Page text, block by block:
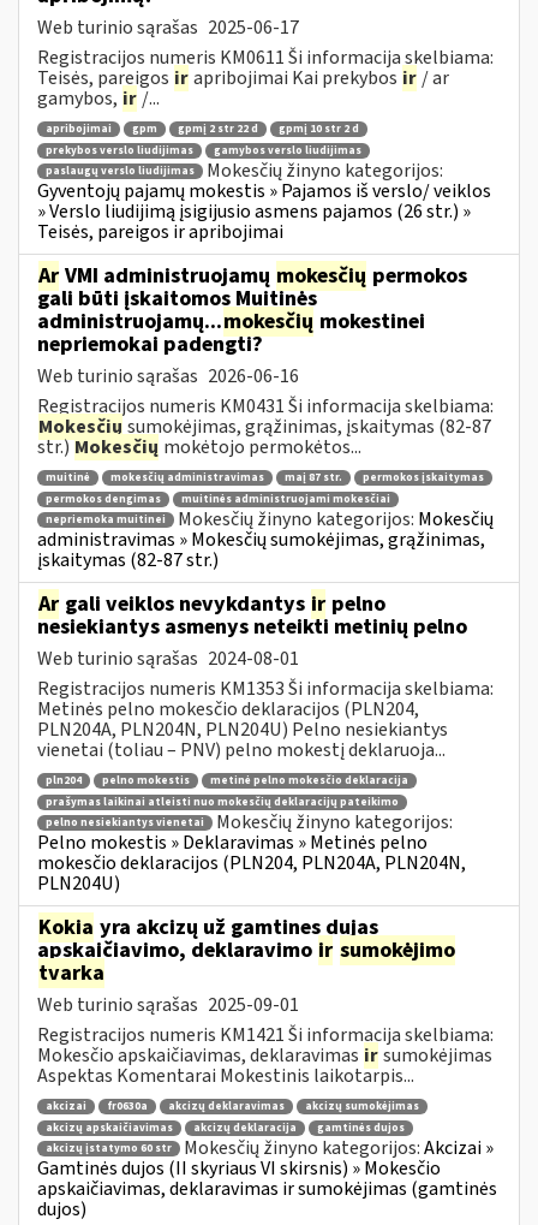
Web turinio sąrašas 2025-06-17
Registracijos numeris KM0611 Ši informacija skelbiama:
Teisės, pareigos irapribojimai Kai prekybos ir / ar
gamybos, ir /...
apribojimai gpm gpmį 2 str 22 d
gpmį 10 str 2 d
prekybos verslo liudijimas
gamybos verslo liudijimas
paslaugų verslo liudijimas
Mokesčių žinyno kategorijos:
Gyventojų pajamų mokestis » Pajamos iš verslo/ veiklos
» Verslo liudijimą įsigijusio asmens pajamos (26 str.) »
Teisės, pareigos ir apribojimai
Ar VMI administruojamų mokesčių permokos
gali būti įskaitomos Muitinės
administruojamų...mokesčių mokestinei
nepriemokai padengti?
Web turinio sąrašas 2026-06-16
Registracijos numeris KM0431 Ši informacija skelbiama:
Mokesčių sumokėjimas, grąžinimas, įskaitymas (82-87
str.)Mokesčių mokėtojo permokėtos...
muitinė mokesčių administravimas maį 87 str.
permokos įskaitymas
permokos dengimas
muitinės administruojami mokesčiai
nepriemoka muitinei
Mokesčių žinyno kategorijos: Mokesčių
administravimas » Mokesčių sumokėjimas, grąžinimas,
įskaitymas (82-87 str.)
Ar gali veiklos nevykdantys ir pelno
nesiekiantys asmenys neteikti metinių pelno
Web turinio sąrašas 2024-08-01
Registracijos numeris KM1353 Ši informacija skelbiama:
Metinės pelno mokesčio deklaracijos (PLN204,
PLN204A, PLN204N, PLN204U) Pelno nesiekiantys
vienetai (toliau – PNV) pelno mokestį deklaruoja...
pln204 pelno mokestis
metinė pelno mokesčio deklaracija
prašymas laikinai atleisti nuo mokesčių deklaracijų pateikimo
pelno nesiekiantys vienetai
Mokesčių žinyno kategorijos:
Pelno mokestis » Deklaravimas » Metinės pelno
mokesčio deklaracijos (PLN204, PLN204A, PLN204N,
PLN204U)
Kokia yra akcizų už gamtines dujas
apskaičiavimo, deklaravimo ir sumokėjimo
tvarka
Web turinio sąrašas 2025-09-01
Registracijos numeris KM1421 Ši informacija skelbiama:
Mokesčio apskaičiavimas, deklaravimas irsumokėjimas
Aspektas Komentarai Mokestinis laikotarpis...
akcizai fr0630a akcizų deklaravimas
akcizų sumokėjimas
akcizų apskaičiavimas
akcizų deklaracija
gamtinės dujos
akcizų įstatymo 60 str
Mokesčių žinyno kategorijos:Akcizai »
Gamtinės dujos (II skyriaus VI skirsnis) » Mokesčio
apskaičiavimas, deklaravimas ir sumokėjimas (gamtinės
dujos)